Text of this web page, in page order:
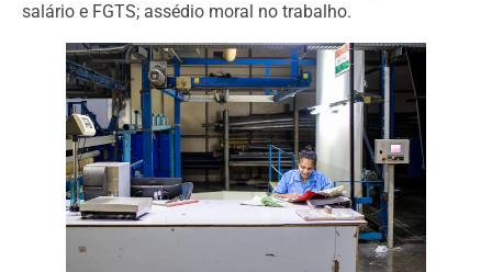
salário e FGTS; assédio moral no trabalho.